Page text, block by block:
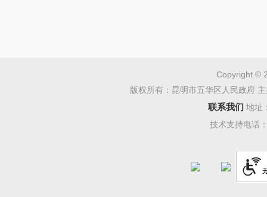
Copyright ©
版权所有：昆明市五华区人民政府
联系我们 地址
技术支持电话